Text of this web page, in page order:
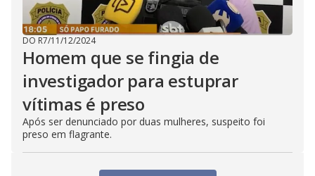
DO R7/11/12/2024
Homem que se fingia de
investigador para estuprar
vítimas é preso
Após ser denunciado por duas mulheres, suspeito foi
preso em flagrante.